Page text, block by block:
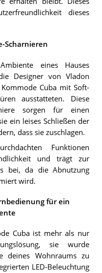
dieses
Scharnieren
eines Hauses
Designer von Vladon
Cuba mit Soft-
ausstatteten. Diese
sorgen für einen
ein leises Schließen der
dass sie zuschlagen.
Funktionen
und trägt zur
bei, da die Abnutzung
wird.
für ein
Cuba ist mehr als nur
sie wurde
deines Wohnraums zu
LED-Beleuchtung